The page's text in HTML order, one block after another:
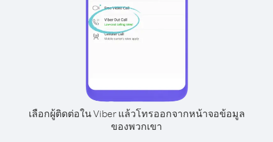
เลือกผู้ติดต่อใน Viber แล้วโทรออกจากหน้าจอข้อมูล
ของพวกเขา